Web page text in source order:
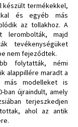
készült termékekkel,
és egyéb más
az tollakhoz. A
lerombolták, majd
tevékenységüket
nem fejeződtek.
folytatták, némi
alappillére maradt a
más modelleket is
újraindult, amely
terjeszkedjen
ahol az antik